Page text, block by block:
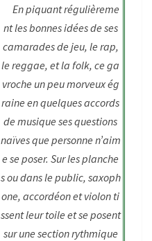
En piquant régulièreme
nt les bonnes idées de ses
camarades de jeu, le rap,
le reggae, et la folk, ce ga
vroche un peu morveux ég
raine en quelques accords
de musique ses questions
naïves que personne n’aim
e se poser. Sur les planche
s ou dans le public, saxoph
one, accordéon et violon ti
ssent leur toile et se posent
sur une section rythmique